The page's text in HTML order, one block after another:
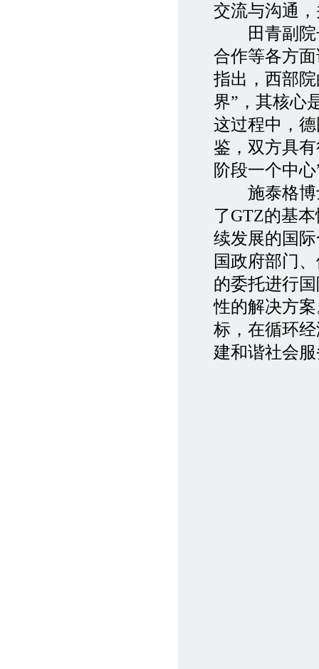
交流与沟通
田青副院长
合作等各方
指出，西部
界”，其核心
这过程中，
鉴，双方具
阶段一个中
施泰格博士
了GTZ的基
续发展的国
国政府部门
的委托进行
性的解决方
标，在循环
建和谐社会